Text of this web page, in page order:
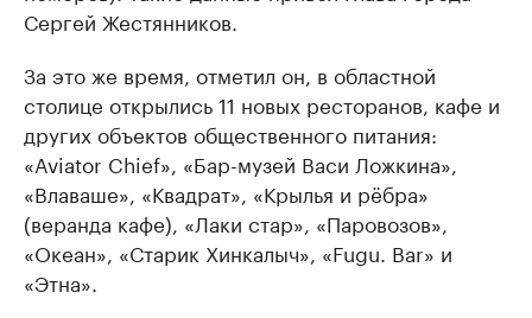
Сергей Жестянников.
За это же время, отметил он, в областной
столице открылись 11 новых ресторанов, кафе и
других объектов общественного питания:
«Aviator Chief», «Бар-музей Васи Ложкина»,
«Влаваше», «Квадрат», «Крылья и рёбра»
(веранда кафе), «Лаки стар», «Паровозов»,
«Океан», «Старик Хинкалыч», «Fugu. Bar» и
«Этна».